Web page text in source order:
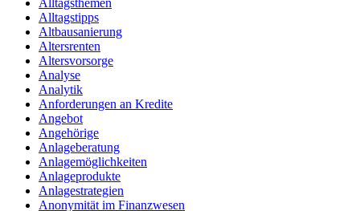
Alltagstipps
Altbausanierung
Altersrenten
Altersvorsorge
Analyse
Analytik
Anforderungen an Kredite
Angebot
Angehörige
Anlageberatung
Anlagemöglichkeiten
Anlageprodukte
Anlagestrategien
Anonymität im Finanzwesen